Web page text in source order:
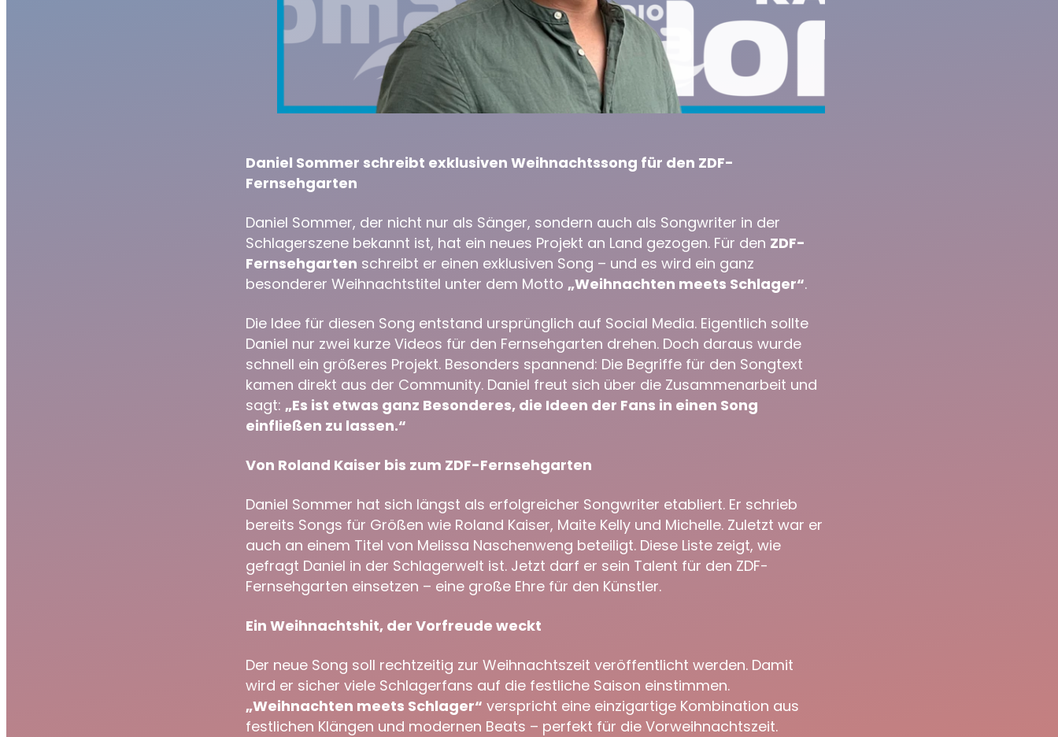
Daniel Sommer schreibt exklusiven Weihnachtssong für den ZDF-
Fernsehgarten
Daniel Sommer, der nicht nur als Sänger, sondern auch als Songwriter in der
Schlagerszene bekannt ist, hat ein neues Projekt an Land gezogen. Für den ZDF-
Fernsehgarten schreibt er einen exklusiven Song – und es wird ein ganz
besonderer Weihnachtstitel unter dem Motto „Weihnachten meets Schlager“.
Die Idee für diesen Song entstand ursprünglich auf Social Media. Eigentlich sollte
Daniel nur zwei kurze Videos für den Fernsehgarten drehen. Doch daraus wurde
schnell ein größeres Projekt. Besonders spannend: Die Begriffe für den Songtext
kamen direkt aus der Community. Daniel freut sich über die Zusammenarbeit und
sagt: „Es ist etwas ganz Besonderes, die Ideen der Fans in einen Song
einfließen zu lassen.“
Von Roland Kaiser bis zum ZDF-Fernsehgarten
Daniel Sommer hat sich längst als erfolgreicher Songwriter etabliert. Er schrieb
bereits Songs für Größen wie Roland Kaiser, Maite Kelly und Michelle. Zuletzt war er
auch an einem Titel von Melissa Naschenweng beteiligt. Diese Liste zeigt, wie
gefragt Daniel in der Schlagerwelt ist. Jetzt darf er sein Talent für den ZDF-
Fernsehgarten einsetzen – eine große Ehre für den Künstler.
Ein Weihnachtshit, der Vorfreude weckt
Der neue Song soll rechtzeitig zur Weihnachtszeit veröffentlicht werden. Damit
wird er sicher viele Schlagerfans auf die festliche Saison einstimmen.
„Weihnachten meets Schlager“ verspricht eine einzigartige Kombination aus
festlichen Klängen und modernen Beats – perfekt für die Vorweihnachtszeit.